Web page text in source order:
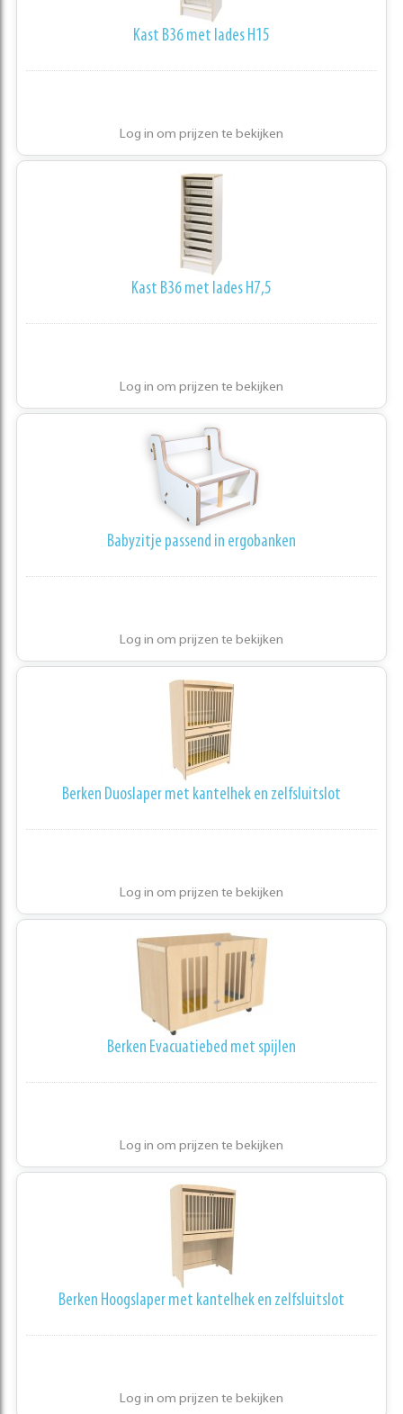
Kast B36 met lades H15
Log in om prijzen te bekijken
Kast B36 met lades H7,5
Log in om prijzen te bekijken
Babyzitje passend in ergobanken
Log in om prijzen te bekijken
Berken Duoslaper met kantelhek en zelfsluitslot
Log in om prijzen te bekijken
Berken Evacuatiebed met spijlen
Log in om prijzen te bekijken
Berken Hoogslaper met kantelhek en zelfsluitslot
Log in om prijzen te bekijken